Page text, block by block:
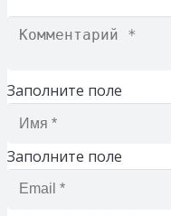
Заполните поле
Заполните поле